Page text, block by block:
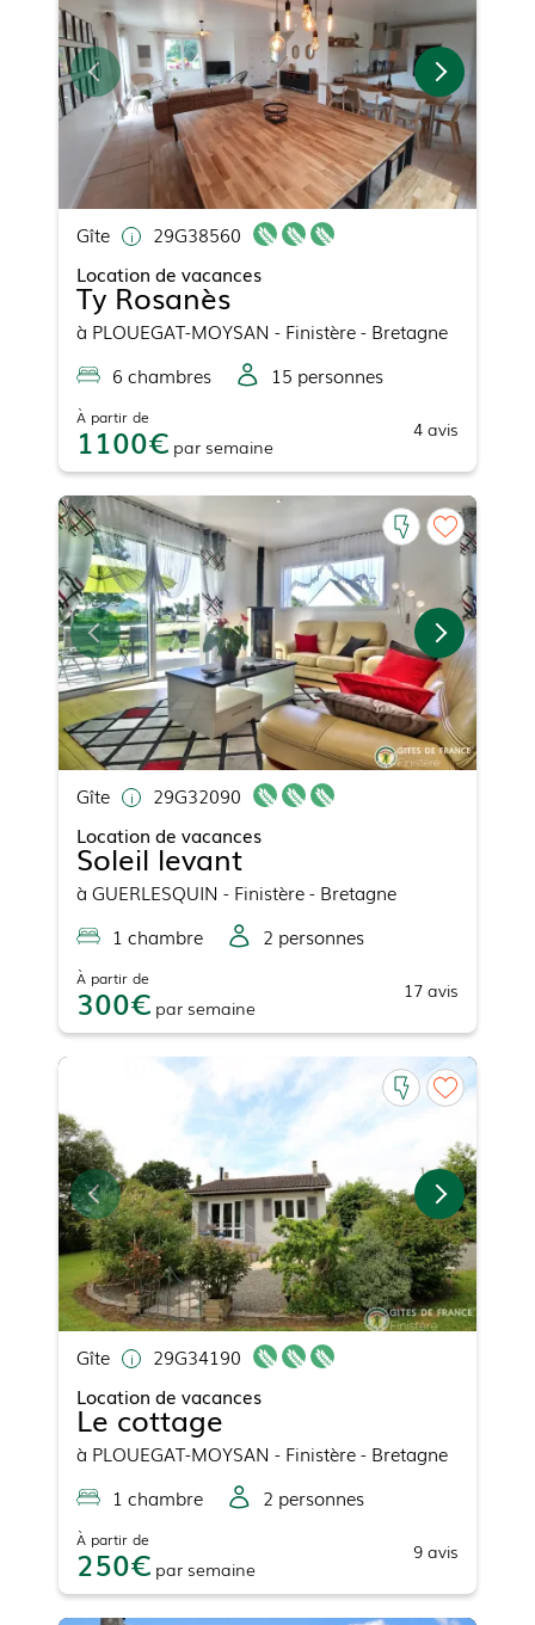
Gîte
29G38560
Location de vacances
Ty Rosanès
à PLOUEGAT-MOYSAN - Finistère - Bretagne
6 chambres 15 personnes
À partir de
1100 par semaine
4 avis
Gîte
29G32090
Location de vacances
Soleil levant
à GUERLESQUIN - Finistère - Bretagne
1 chambre 2 personnes
À partir de
300 par semaine
17 avis
Gîte
29G34190
Location de vacances
Le cottage
à PLOUEGAT-MOYSAN - Finistère - Bretagne
1 chambre 2 personnes
À partir de
250 par semaine
9 avis